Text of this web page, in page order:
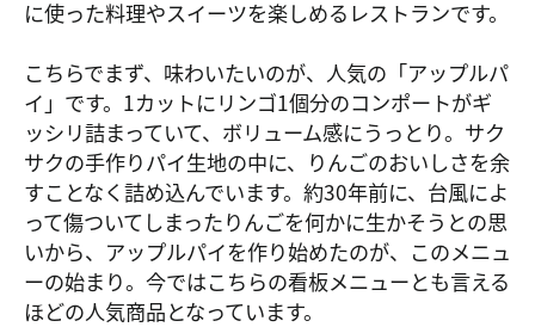
に使った料理やスイーツを楽しめるレストランです。
こちらでまず、味わいたいのが、人気の「アップルパ
イ」です。1カットにリンゴ1個分のコンポートがギ
ッシリ詰まっていて、ボリューム感にうっとり。サク
サクの手作りパイ生地の中に、りんごのおいしさを余
すことなく詰め込んでいます。約30年前に、台風によ
って傷ついてしまったりんごを何かに生かそうとの思
いから、アップルパイを作り始めたのが、このメニュ
ーの始まり。今ではこちらの看板メニューとも言える
ほどの人気商品となっています。